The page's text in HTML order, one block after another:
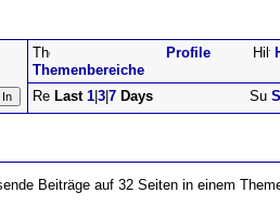
Themenbereiche
Profile
Last 1 3 7 Days
Beiträge auf 32 Seiten in einem